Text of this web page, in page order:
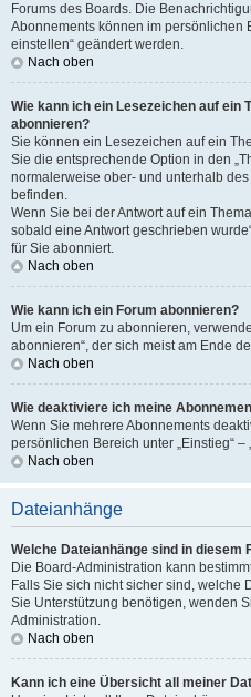
Forums des Boards. Die
Abonnements können im persönlichen
einstellen“ geändert werden.
Nach oben
Wie kann ich ein Lesezeichen auf ein
abonnieren?
Sie können ein Lesezeichen auf ein
Sie die entsprechende Option in den
normalerweise ober- und unterhalb
befinden.
Wenn Sie bei der Antwort auf ein
sobald eine Antwort geschrieben
für Sie abonniert.
Nach oben
Wie kann ich ein Forum abonnieren?
Um ein Forum zu abonnieren,
abonnieren“, der sich meist am Ende
Nach oben
Wie deaktiviere ich meine
Wenn Sie mehrere Abonnements
persönlichen Bereich unter „Einstieg“
Nach oben
Dateianhänge
Welche Dateianhänge sind in diesem
Die Board-Administration kann
Falls Sie sich nicht sicher sind, welche
Sie Unterstützung benötigen, wenden
Administration.
Nach oben
Kann ich eine Übersicht all meiner